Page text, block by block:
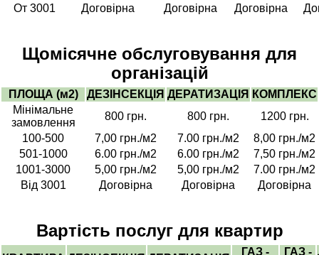
От 3001
Договірна Договірна Договірна
Щомісячне обслуговування для
організацій
ПЛОЩА (м2) ДЕЗІНСЕКЦІЯ ДЕРАТИЗАЦІЯ КОМПЛЕКС
Мінімальне
замовлення
800 грн. 800 грн.
1200 грн.
100-500
7,00 грн./м2 7.00 грн./м2
8,00 грн./м2
501-1000
6.00 грн./м2 6.00 грн./м2
7,50 грн./м2
1001-3000
5,00 грн./м2 5,00 грн./м2
7.00 грн./м2
Від 3001
Договірна Договірна Договірна
Вартість послуг для квартир
ГАЗ -
ГАЗ -